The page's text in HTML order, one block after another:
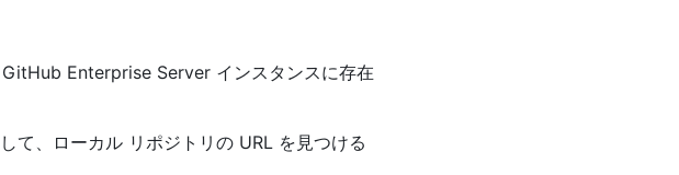
Enterprise Server インスタンスに存在
て、ローカル リポジトリの URL を見つける